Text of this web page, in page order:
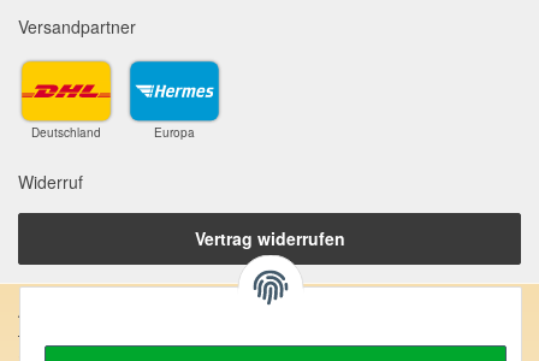
Versandpartner
Deutschland Europa
Widerruf
Vertrag widerrufen
Anschrift: